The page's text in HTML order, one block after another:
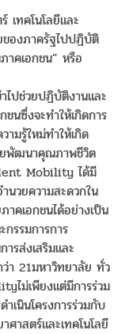
เทคโนโลยีและ
ของภาครัฐไปปฏิบัติ
าคเอกชน” หรือ
ไปช่วยปฏิบัติงานและ
นซึ่งจะทำให้เกิดการ
มรู้ใหม่ทำให้เกิด
ยพัฒนาคุณภาพชีวิต
Mobility ได้มี
นวยความสะดวกใน
าคเอกชนได้อย่างเป็น
รรมการการ
รส่งเสริมและ
ว่า 21มหาวิทยาลัย ทั่ว
ไม่เพียงแต่มีการร่วม
เนินโครงการร่วมกับ
าสตร์และเทคโนโลยี